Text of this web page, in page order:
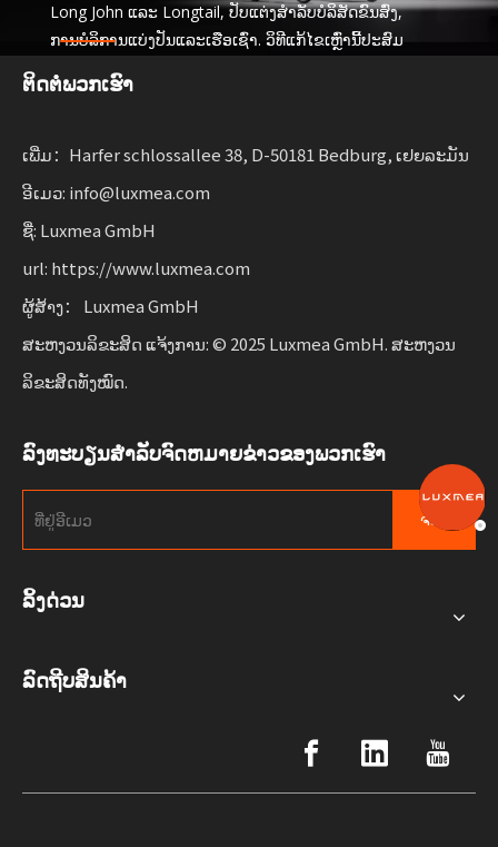
Long John ແລະ Longtail, ປັບແຕ່ງສໍາລັບບໍລິສັດຂົນສົ່ງ,
ການ​ບໍ​ລິ​ການ​ແບ່ງ​ປັນ​ແລະ​ເຮືອ​ເຊົ່າ​. ວິທີແກ້ໄຂເຫຼົ່ານີ້ປະສົມ
ປະສານການທໍາງານ
ມີຄວາມຍືດຫຍຸ່ນສໍາລັບທຸລະກິດຂະຫຍາຍການເຄື່ອນຍ້າຍແບບ
ຕິດຕໍ່ພວກເຮົາ
ເພີ່ມ：Harfer schlossallee 38, D-50181 Bedburg, ເຢຍລະມັນ
ອີເມວ: info@luxmea.com
ຊື່: Luxmea GmbH
url: https://www.luxmea.com
ຜູ້ສ້າງ： Luxmea GmbH
ສະຫງວນລິຂະສິດ ແຈ້ງການ: © 2025 Luxmea GmbH. ສະຫງວນ
ລິຂະສິດທັງໝົດ.
ລົງທະບຽນສໍາລັບຈົດຫມາຍຂ່າວຂອງພວກເຮົາ
ຈອງ
ລິ້ງດ່ວນ
ລົດຖີບສິນຄ້າ